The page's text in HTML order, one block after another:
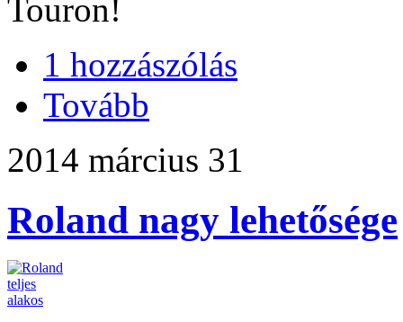
Touron!
1 hozzászólás
Tovább
2014 március 31
Roland nagy lehetősége